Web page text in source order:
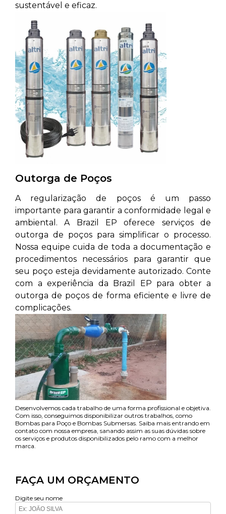
sustentável e eficaz.
Outorga de Poços
A regularização de poços é um passo
importante para garantir a conformidade legal e
ambiental. A Brazil EP oferece serviços de
outorga de poços para simplificar o processo.
Nossa equipe cuida de toda a documentação e
procedimentos necessários para garantir que
seu poço esteja devidamente autorizado. Conte
com a experiência da Brazil EP para obter a
outorga de poços de forma eficiente e livre de
complicações.
Desenvolvemos cada trabalho de uma forma profissional e objetiva.
Com isso, conseguimos disponibilizar outros trabalhos, como
Bombas para Poço e Bombas Submersas. Saiba mais entrando em
contato com nossa empresa, sanando assim as suas dúvidas sobre
os serviços e produtos disponibilizados pelo ramo com a melhor
marca.
FAÇA UM ORÇAMENTO
Digite seu nome